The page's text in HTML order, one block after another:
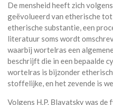
De mensheid heeft zich
geëvolueerd van etherische
etherische substantie, een
literatuur soms wordt
waarbij wortelras een
beschrijft die in een bepaalde
wortelras is bijzonder
stoffelijke, en het zevende is
Volgens H.P. Blavatsky was de